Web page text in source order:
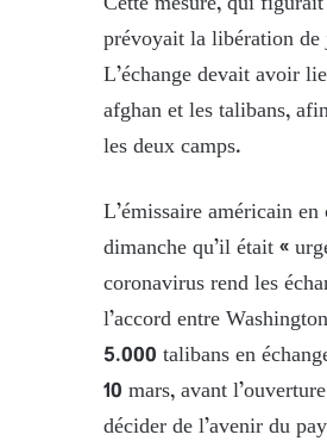
prévoyait la libération de
L’échange devait avoir
afghan et les talibans,
les deux camps.
L’émissaire américain
dimanche qu’il était «
coronavirus rend les
l’accord entre
5.000 talibans en
10 mars, avant
décider de l’avenir du